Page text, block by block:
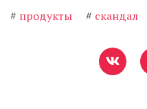
# продукты # скандал